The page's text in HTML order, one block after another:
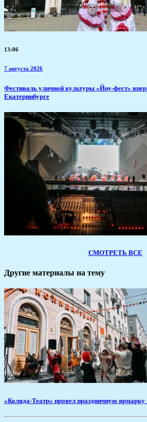
13:06
7 августа 2026
​Фестиваль уличной культуры «Йоу-фест»
Екатеринбурге
СМОТРЕТЬ ВСЕ
Другие материалы на тему
«Коляда-Театр» провел праздничную ярмарку